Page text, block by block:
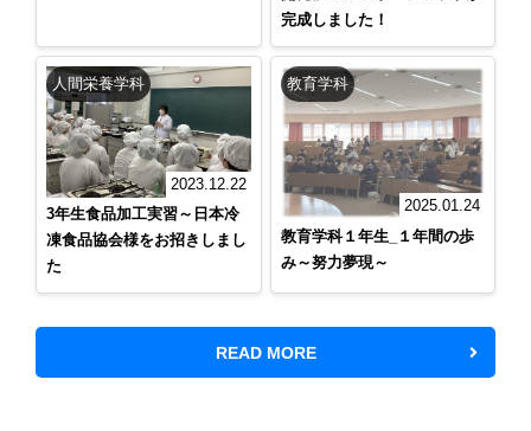
完成しました！
人間栄養学科
2023.12.22
3年生食品加工実習～日本冷
凍食品協会様をお招きしまし
た
教育学科
2025.01.24
教育学科１年生_１年間の歩
み～努力夢現～
READ MORE